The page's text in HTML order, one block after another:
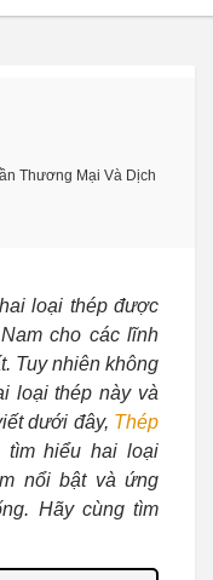
Thương Mại Và Dịch
loại thép được
cho các lĩnh
Tuy nhiên không
loại thép này và
dưới đây, Thép
hiểu hai loại
nổi bật và ứng
Hãy cùng tìm